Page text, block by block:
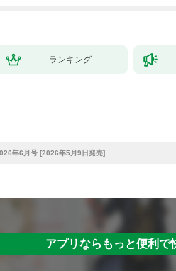
ランキング
年6月号 [2026年5月9日発売]
アプリならもっと便利で